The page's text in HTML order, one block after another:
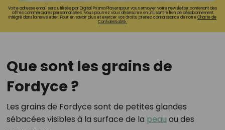
Votre adresse email sera utilisée par Digital Prisma Playerspour vous envoyer votre newsletter contenant des
offres commerciales personnalisées. Vous pourrez vous désinscrire en utilisant le lien de désabonnement
intégré dans la newsletter. Pour en savoir plus et exercer vos droits, prenez connaissance de notreCharte de
Confidentialité.
Que sont les grains de
Fordyce ?
Les grains de Fordyce sont de petites glandes
sébacées visibles à la surface de la peau ou des